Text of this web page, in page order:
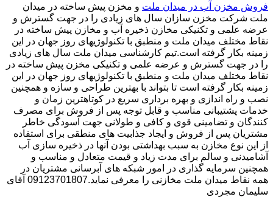
فروش مخزن آب در میدان ملت و مخزن پیش ساخته در میدان
ملت شرکت مخزن سازان سال های زیادی را در جهت گسترش و
عرضه علمی و تکنیکی مخازن ذخیره آب و مخازن پیش ساخته در
نقاط مختلف میدان ملت و منطبق با تکنولوژیهای روز جهان در این
زمینه بکار گرفته است.تیم کارشناسی میدان ملت سال های زیادی
را در جهت گسترش و عرضه علمی و تکنیکی مخزن پیش ساخته در
نقاط مختلف میدان ملت و منطبق با تکنولوژیهای روز جهان در این
زمینه بکار گرفته است تا بتواند با بهترین طراحی و سازه و همچنین
نصب و راه اندازی و بهره برداری سریع در کوتاهترین زمان و
خدمات پشتیبانی مناسب و قابل توجه پس از فروش برای مصرف
کنندگان و تضامینی قوی و کافی و طولانی جهت آسودگی خاطر
مشتریان پس از فروش و ایجاد جذابیت های منطقی برای استفاده
از این نوع مخازن به سبب بهداشتی بودن آنها در ذخیره سازی آب
آشامیدنی و سالم برای مدت زیاد و قیمت متعادل و مناسب و
همچنین سرمایه گذاری در امور شبکه های آبرسانی مشتریان در
همه نقاط میدان ملت مخازنی را معرفی نماید.09123701807 آقای
سلیمان مجردی